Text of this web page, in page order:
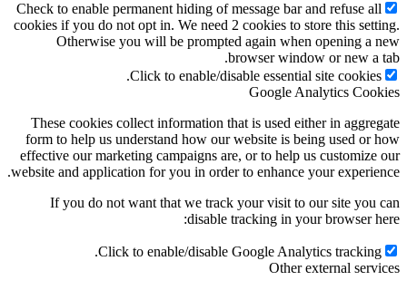
Check to enable permanent hiding of message bar and refuse all
cookies if you do not opt in. We need 2 cookies to store this setting.
Otherwise you will be prompted again when opening a new
browser window or new a tab.
Click to enable/disable essential site cookies.
Google Analytics Cookies
These cookies collect information that is used either in aggregate
form to help us understand how our website is being used or how
effective our marketing campaigns are, or to help us customize our
website and application for you in order to enhance your experience.
If you do not want that we track your visit to our site you can
disable tracking in your browser here:
Click to enable/disable Google Analytics tracking.
Other external services